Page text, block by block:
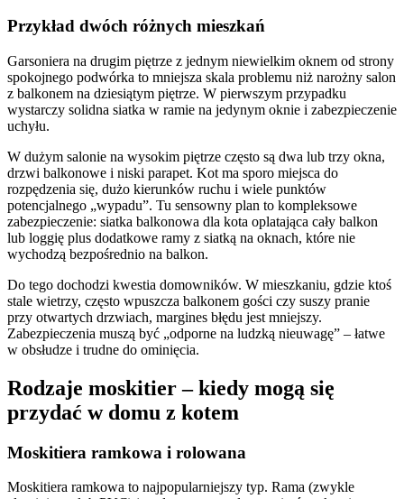
Przykład dwóch różnych mieszkań
Garsoniera na drugim piętrze z jednym niewielkim oknem od strony
spokojnego podwórka to mniejsza skala problemu niż narożny salon
z balkonem na dziesiątym piętrze. W pierwszym przypadku
wystarczy solidna siatka w ramie na jedynym oknie i zabezpieczenie
uchyłu.
W dużym salonie na wysokim piętrze często są dwa lub trzy okna,
drzwi balkonowe i niski parapet. Kot ma sporo miejsca do
rozpędzenia się, dużo kierunków ruchu i wiele punktów
potencjalnego „wypadu”. Tu sensowny plan to kompleksowe
zabezpieczenie: siatka balkonowa dla kota oplatająca cały balkon
lub loggię plus dodatkowe ramy z siatką na oknach, które nie
wychodzą bezpośrednio na balkon.
Do tego dochodzi kwestia domowników. W mieszkaniu, gdzie ktoś
stale wietrzy, często wpuszcza balkonem gości czy suszy pranie
przy otwartych drzwiach, margines błędu jest mniejszy.
Zabezpieczenia muszą być „odporne na ludzką nieuwagę” – łatwe
w obsłudze i trudne do ominięcia.
Rodzaje moskitier – kiedy mogą się
przydać w domu z kotem
Moskitiera ramkowa i rolowana
Moskitiera ramkowa to najpopularniejszy typ. Rama (zwykle